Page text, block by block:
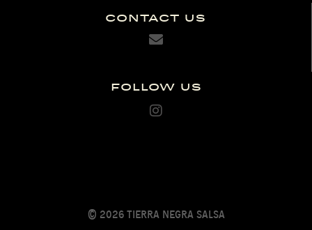
Contact Us
Follow Us
© 2026 Tierra Negra Salsa